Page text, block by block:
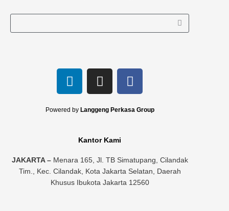
L
i
k
n
I
n
t
g
a
m
F
a
e
k
Powered by Langgeng Perkasa Group
Kantor Kami
JAKARTA –Menara 165, Jl. TB Simatupang, Cilandak
Tim., Kec. Cilandak, Kota Jakarta Selatan, Daerah
Khusus Ibukota Jakarta 12560